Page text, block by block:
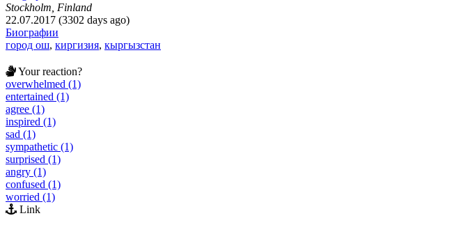
Stockholm, Finland
22.07.2017 (3302 days ago)
Биографии
город ош, киргизия, кыргызстан
Your reaction?
overwhelmed (1)
entertained (1)
agree (1)
inspired (1)
sad (1)
sympathetic (1)
surprised (1)
angry (1)
confused (1)
worried (1)
Link